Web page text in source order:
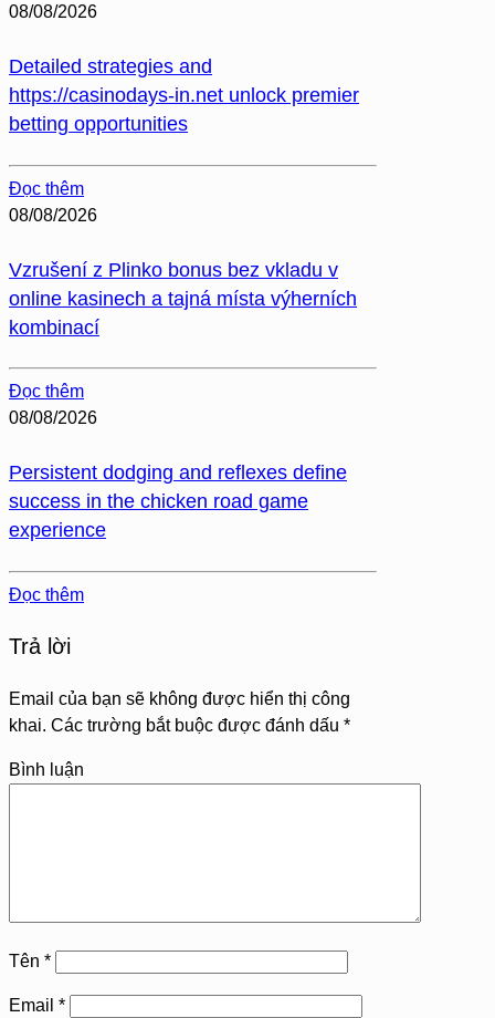
08/08/2026
Detailed strategies and
https://casinodays-in.net unlock premier
betting opportunities
Đọc thêm
08/08/2026
Vzrušení z Plinko bonus bez vkladu v
online kasinech a tajná místa výherních
kombinací
Đọc thêm
08/08/2026
Persistent dodging and reflexes define
success in the chicken road game
experience
Đọc thêm
Trả lời
Email của bạn sẽ không được hiển thị công
khai. Các trường bắt buộc được đánh dấu *
Bình luận
Tên *
Email *